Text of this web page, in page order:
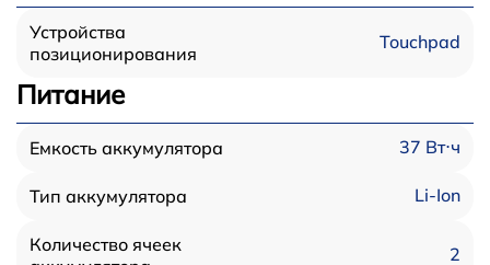
Устройства
позиционирования
Touchpad
Питание
Емкость аккумулятора 37 Вт⋅ч
Тип аккумулятора Li-Ion
Количество ячеек
2